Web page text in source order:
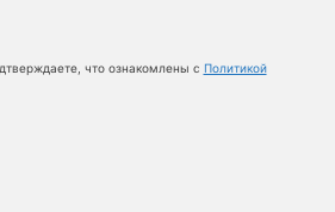
что ознакомлены с Политикой